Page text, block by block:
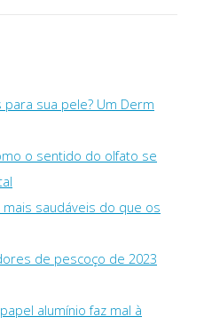
sua pele? Um Derm
o sentido do olfato se
saudáveis ​​do que os
de pescoço de 2023
alumínio faz mal à